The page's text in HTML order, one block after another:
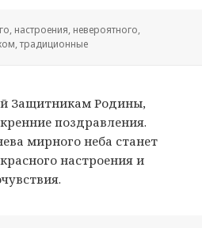
, настроения, невероятного,
,традиционные
Защитникам Родины,
поздравления.
мирного неба станет
настроения и